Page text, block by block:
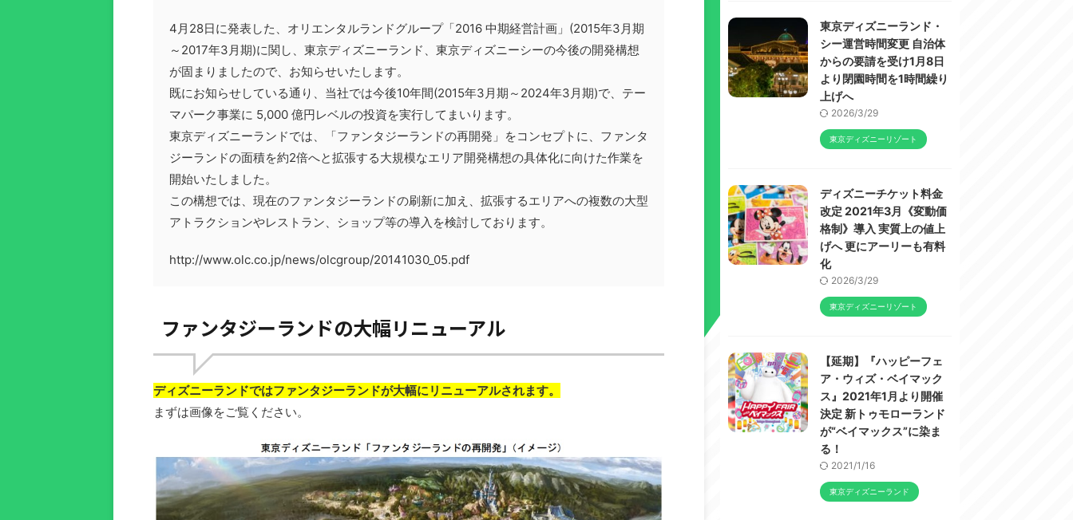
4月28日に発表した、オリエンタルランドグループ「2016 中期経営計画」(2015年3月期
～2017年3月期)に関し、東京ディズニーランド、東京ディズニーシーの今後の開発構想
が固まりましたので、お知らせいたします。
既にお知らせしている通り、当社では今後10年間(2015年3月期～2024年3月期)で、テー
マパーク事業に 5,000 億円レベルの投資を実行してまいります。
東京ディズニーランドでは、「ファンタジーランドの再開発」をコンセプトに、ファンタ
ジーランドの面積を約2倍へと拡張する大規模なエリア開発構想の具体化に向けた作業を
開始いたしました。
この構想では、現在のファンタジーランドの刷新に加え、拡張するエリアへの複数の大型
アトラクションやレストラン、ショップ等の導入を検討しております。
http://www.olc.co.jp/news/olcgroup/20141030_05.pdf
ファンタジーランドの大幅リニューアル
ディズニーランドではファンタジーランドが大幅にリニューアルされます。
まずは画像をご覧ください。
東京ディズニーランド・
シー運営時間変更 自治体
からの要請を受け1月8日
より閉園時間を1時間繰り
上げへ
2026/3/29
東京ディズニーリゾート
ディズニーチケット料金
改定 2021年3月《変動価
格制》導入 実質上の値上
げへ 更にアーリーも有料
化
2026/3/29
東京ディズニーリゾート
【延期】『ハッピーフェ
ア・ウィズ・ベイマック
ス』2021年1月より開催
決定 新トゥモローランド
が“ベイマックス”に染ま
る！
2021/1/16
東京ディズニーランド